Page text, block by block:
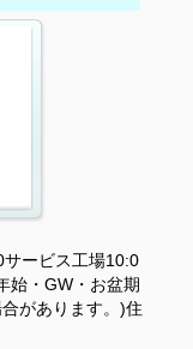
ービス工場10:0
始・GW・お盆期
があります。)住